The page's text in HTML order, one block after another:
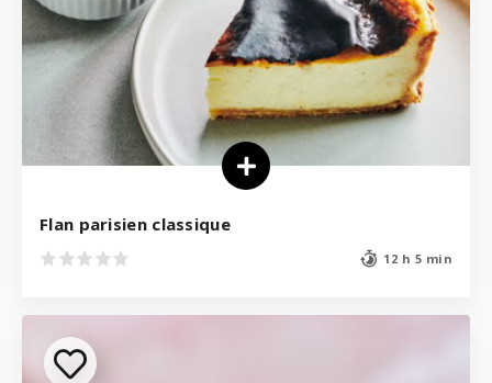
Flan parisien classique
12 h 5 min